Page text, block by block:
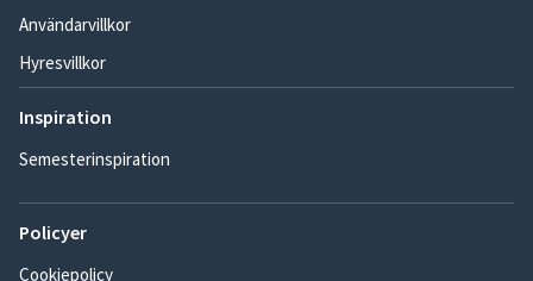
Användarvillkor
Hyresvillkor
Inspiration
Semesterinspiration
Policyer
Cookiepolicy